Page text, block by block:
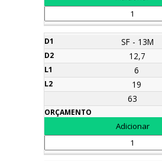
SF - 13M
12,7
6
19
63